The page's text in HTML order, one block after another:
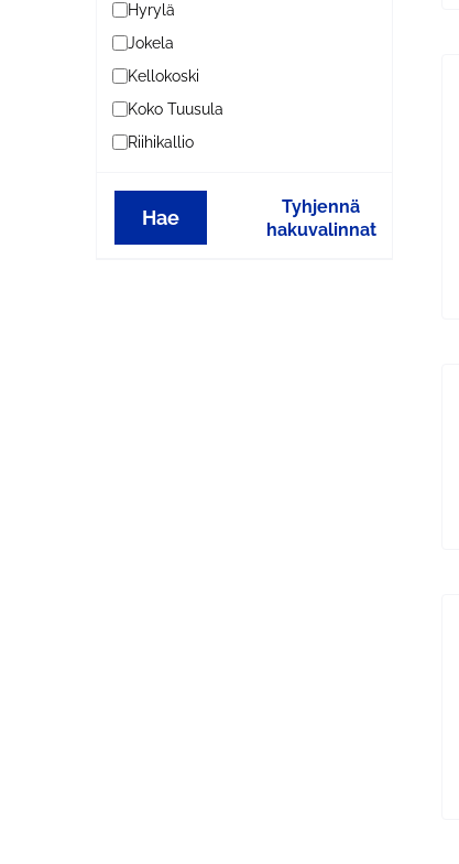
Hyrylä
Jokela
Kellokoski
Koko Tuusula
Riihikallio
Hae
Tyhjennä
hakuvalinnat